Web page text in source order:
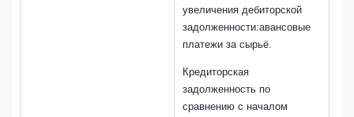
увеличения дебиторской
задолженности:авансовые
платежи за сырьё.
Кредиторская
задолженность по
сравнению с началом